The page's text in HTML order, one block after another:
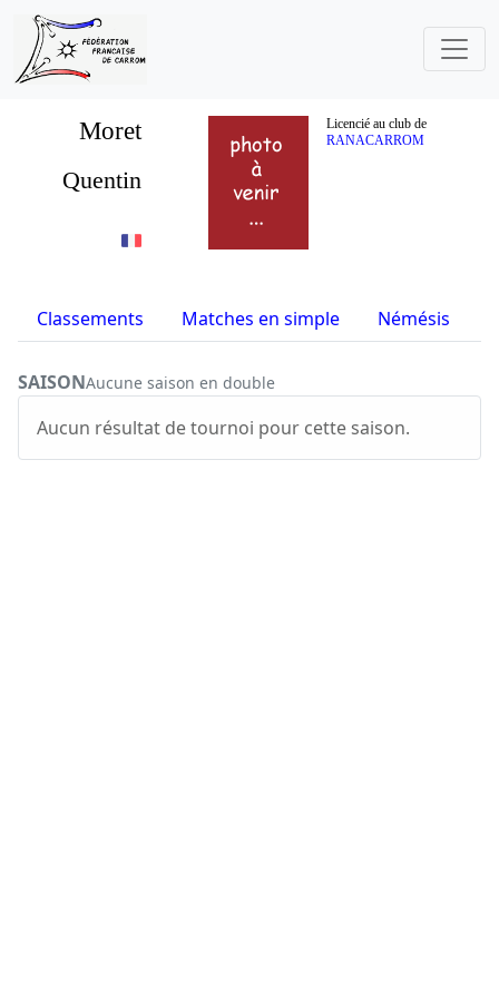
Moret
Licencié au club de
RANACARROM
Quentin
Classements Matches en simple Némésis
SAISONAucune saison en double
Aucun résultat de tournoi pour cette saison.